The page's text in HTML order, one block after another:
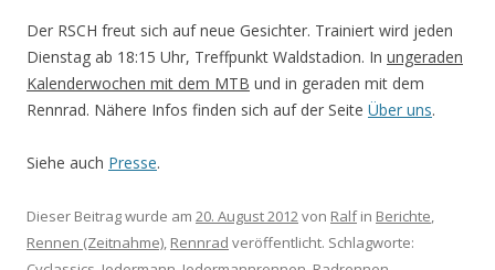
Der RSCH freut sich auf neue Gesichter. Trainiert wird jeden
Dienstag ab 18:15 Uhr, Treffpunkt Waldstadion. In ungeraden
Kalenderwochen mit dem MTB und in geraden mit dem
Rennrad. Nähere Infos finden sich auf der Seite Über uns.
Siehe auch Presse.
Dieser Beitrag wurde am 20. August 2012von Ralfin Berichte,
Rennen (Zeitnahme), Rennrad veröffentlicht. Schlagworte: